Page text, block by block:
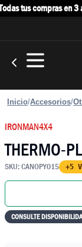
tus compras en 3
Inicio/Accesorios/
IRONMAN4X4
THERMO-
SKU:CANOPY015 +5
CONSULTE